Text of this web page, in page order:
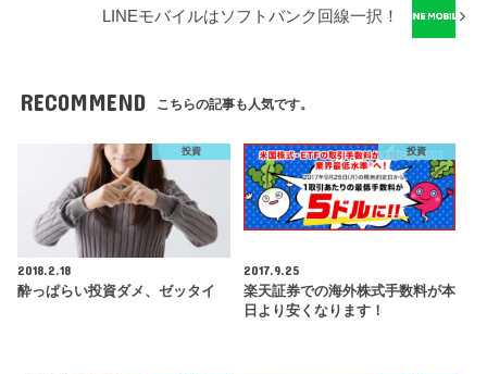
LINEモバイルはソフトバンク回線一択！
RECOMMEND こちらの記事も人気です。
投資
2018.2.18
酔っぱらい投資ダメ、ゼッタイ
投資
2017.9.25
楽天証券での海外株式手数料が本
日より安くなります！